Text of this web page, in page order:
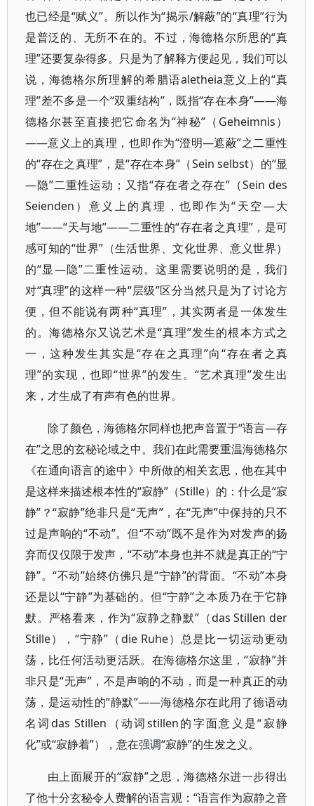
也已经是“赋义”。所以作为“揭示/解蔽”的“真理”行为
是普泛的、无所不在的。不过，海德格尔所思的“真
理”还要复杂得多。只是为了解释方便起见，我们可以
说，海德格尔所理解的希腊语aletheia意义上的“真
理”差不多是一个“双重结构”，既指“存在本身”——海
德格尔甚至直接把它命名为“神秘”（Geheimnis）
——意义上的真理，也即作为“澄明—遮蔽”之二重性
的“存在之真理”，是“存在本身”（Sein selbst）的“显
—隐”二重性运动；又指“存在者之存在”（Sein des
Seienden）意义上的真理，也即作为“天空—大
地”——“天与地”——二重性的“存在者之真理”，是可
感可知的“世界”（生活世界、文化世界、意义世界）
的“显—隐”二重性运动。这里需要说明的是，我们
对“真理”的这样一种“层级”区分当然只是为了讨论方
便，但不能说有两种“真理”，其实两者是一体发生
的。海德格尔又说艺术是“真理”发生的根本方式之
一，这种发生其实是“存在之真理”向“存在者之真
理”的实现，也即“世界”的发生。“艺术真理”发生出
来，才生成了有声有色的世界。
除了颜色，海德格尔同样也把声音置于“语言—存
在”之思的玄秘论域之中。我们在此需要重温海德格尔
《在通向语言的途中》中所做的相关玄思，他在其中
是这样来描述根本性的“寂静”（Stille）的：什么是“寂
静”？“寂静”绝非只是“无声”，在“无声”中保持的只不
过是声响的“不动”。但“不动”既不是作为对发声的扬
弃而仅仅限于发声，“不动”本身也并不就是真正的“宁
静”。“不动”始终仿佛只是“宁静”的背面。“不动”本身
还是以“宁静”为基础的。但“宁静”之本质乃在于它静
默。严格看来，作为“寂静之静默”（das Stillen der
Stille），“宁静”（die Ruhe）总是比一切运动更动
荡，比任何活动更活跃。在海德格尔这里，“寂静”并
非只是“无声”，不是声响的不动，而是一种真正的动
荡，是运动性的“静默”——海德格尔在此用了德语动
名词das Stillen（动词stillen的字面意义是“寂静
化”或“寂静着”），意在强调“寂静”的生发之义。
由上面展开的“寂静”之思，海德格尔进一步得出
了他十分玄秘令人费解的语言观：“语言作为寂静之音